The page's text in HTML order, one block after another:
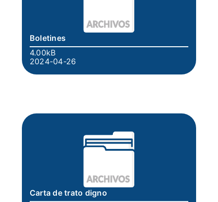
Boletines
4.00kB
2024-04-26
Carta de trato digno